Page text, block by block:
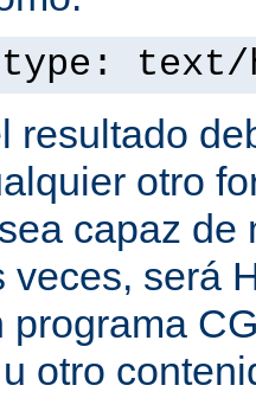
type: text/
resultado
otro
capaz de
veces, será
programa
otro